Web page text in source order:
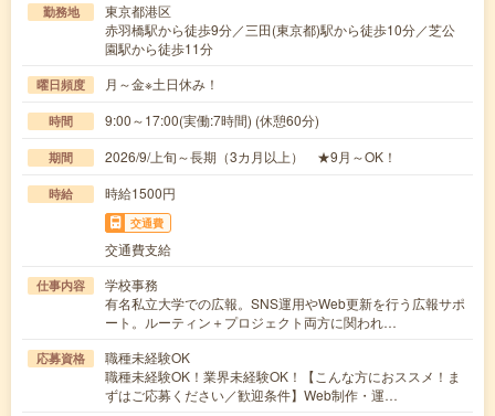
勤務地
東京都港区
赤羽橋駅から徒歩9分／三田(東京都)駅から徒歩10分／芝公
園駅から徒歩11分
曜日頻度 月～金※土日休み！
時間 9:00～17:00(実働:7時間) (休憩60分)
期間 2026/9/上旬～長期（3カ月以上） ★9月～OK！
時給 時給1500円
交通費
交通費支給
仕事内容
学校事務
有名私立大学での広報。SNS運用やWeb更新を行う広報サポ
ート。ルーティン＋プロジェクト両方に関われ…
応募資格
職種未経験OK
職種未経験OK！業界未経験OK！【こんな方におススメ！ま
ずはご応募ください／歓迎条件】Web制作・運…